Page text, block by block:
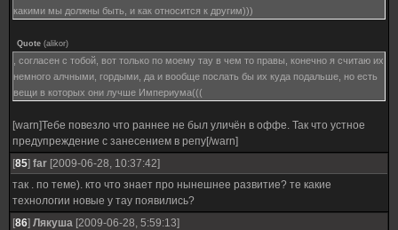
какими мы должны быть, и как относится к другим)))
Quote (alikor)
, согласен с тобой, вот только по моему тау в чем то правы, конечно я считаю их
немного алчными, гордыми, да и вообще послать бы их куда подальше, но есть
вещи в которых они лучше Империума(((
[warn]Тебе повезло что раннее не был уличён в оффе. Так что устное
предупреждение с занесением в репу[/warn]
[85] far [2009-06-28, 10:37:42]
так . по теме). кто что знает про нынешнее развитие? те какие
технологии новые у тау появились?
[86] Лякуша [2009-06-28, 5:59:13]